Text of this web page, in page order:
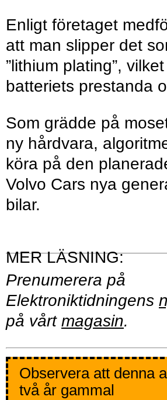
Enligt företaget
att man slipper det
”lithium plating”,
batteriets prestanda
Som grädde på
ny hårdvara,
köra på den
Volvo Cars nya
bilar.
Prenumerera på
Elektroniktidningens
på vårt magasin.
Observera att denna
två år gammal